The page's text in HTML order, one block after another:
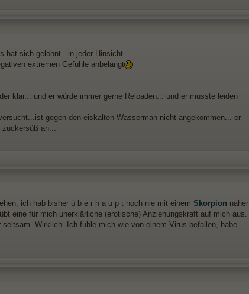
hat sich gelohnt...in jeder Hinsicht..
extremen Gefühle anbelangt
klar... und er würde immer gerne Reloaden... und er musste leiden
gegen den eiskalten Wasserman nicht angekommen... er
zuckersüß an...
ich hab bisher ü b e r h a u p t noch nie mit einem Skorpion näher
eine für mich unerklärliche (erotische) Anziehungskraft auf mich aus.
Wirklich. Ich fühle mich wie von einem Virus befallen, habe